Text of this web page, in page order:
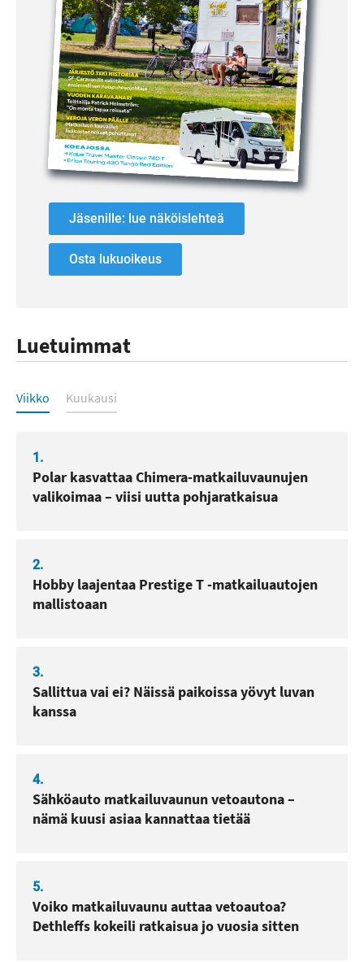
Jäsenille: lue näköislehteä
Osta lukuoikeus
Luetuimmat
Luetuimmat
Viikko Kuukausi
1.
Polar kasvattaa Chimera-matkailuvaunujen
valikoimaa – viisi uutta pohjaratkaisua
2.
Hobby laajentaa Prestige T -matkailuautojen
mallistoaan
3.
Sallittua vai ei? Näissä paikoissa yövyt luvan
kanssa
4.
Sähköauto matkailuvaunun vetoautona –
nämä kuusi asiaa kannattaa tietää
5.
Voiko matkailuvaunu auttaa vetoautoa?
Dethleffs kokeili ratkaisua jo vuosia sitten